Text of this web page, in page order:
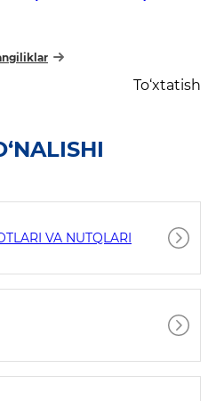
To‘xtatish
VA NUTQLARI